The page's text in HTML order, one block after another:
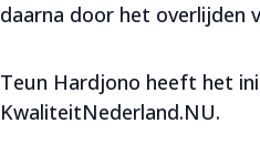
daarna door het overlijden
Teun Hardjono heeft het
KwaliteitNederland.NU.